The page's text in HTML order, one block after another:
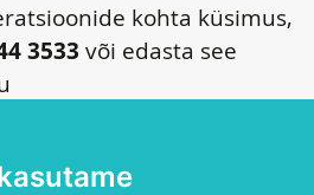
kohta küsimus,
3533 või edasta see